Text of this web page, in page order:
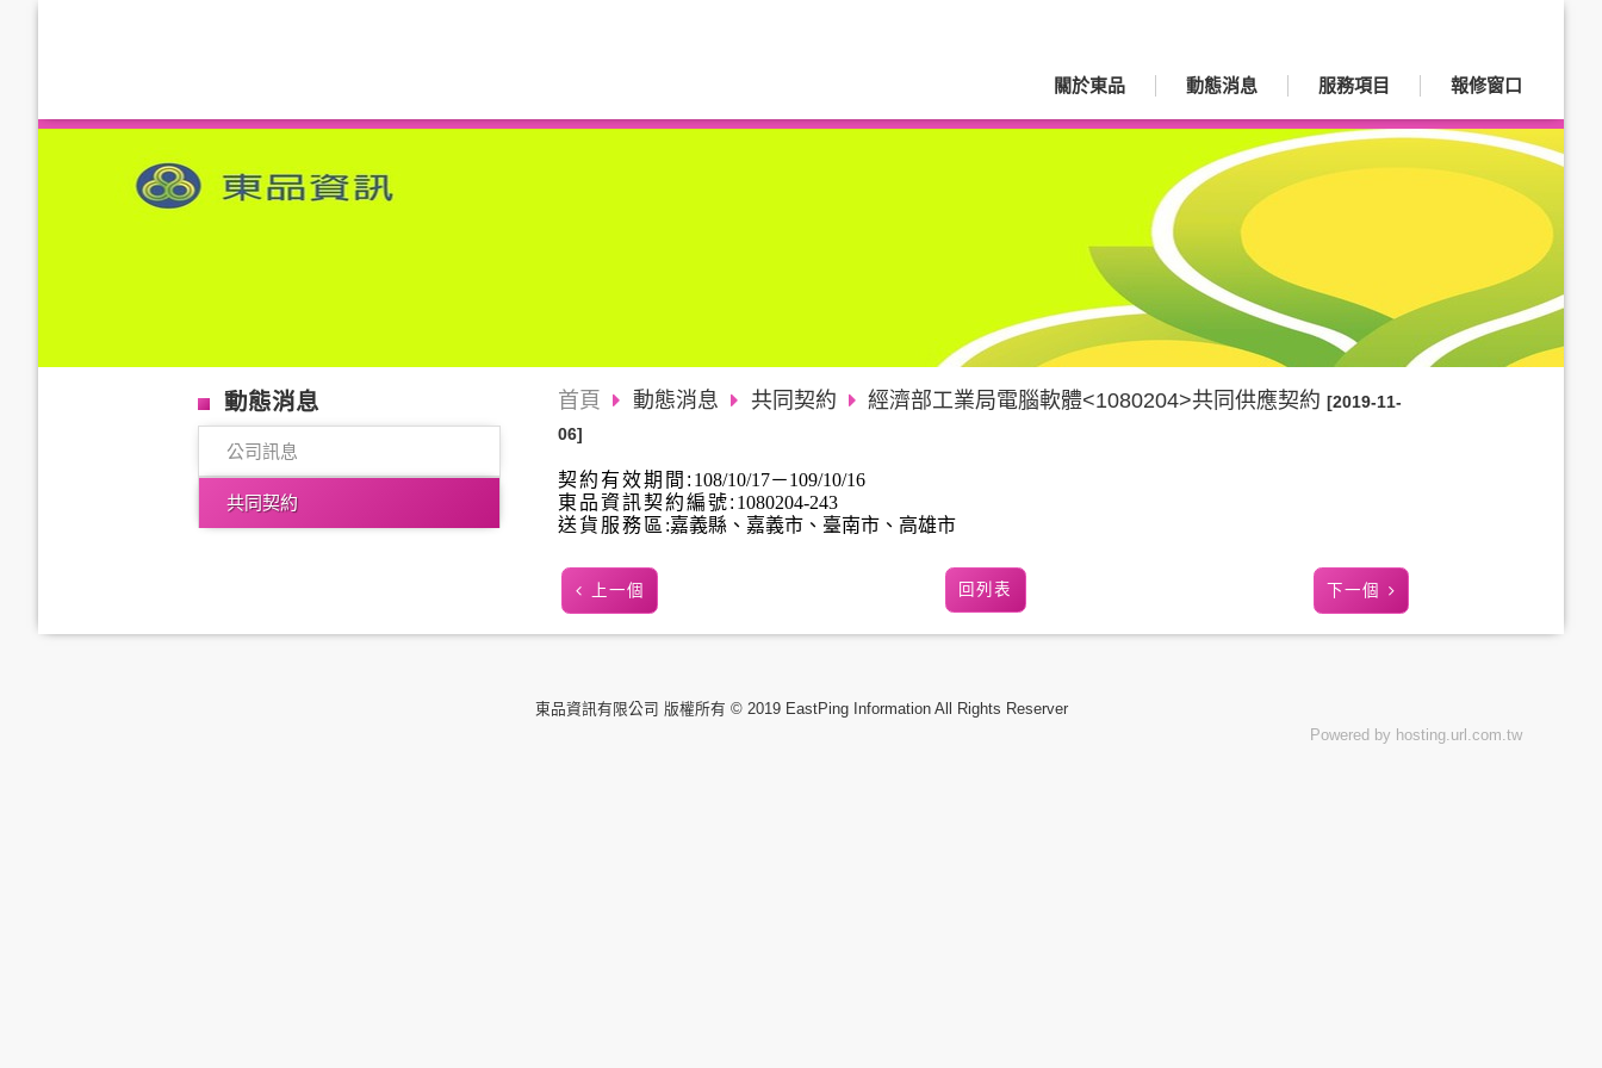
關於東品 動態消息 服務項目 報修窗口
動態消息
公司訊息
共同契約
首頁 動態消息 共同契約 經濟部工業局電腦軟體<1080204>共同供應契約 [2019-11-
06]
契約有效期間: 108/10/17－109/10/16
東品資訊契約編號: 1080204-243
送貨服務區 :嘉義縣、嘉義市、臺南市、高雄市
上一個 回列表 下一個
東品資訊有限公司 版權所有 © 2019 EastPing Information All Rights Reserver
Powered by hosting.url.com.tw